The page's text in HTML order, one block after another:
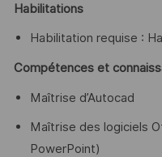
Habilitations
Habilitation requise :
Compétences et
Maîtrise d’Autocad
Maîtrise des logiciels
PowerPoint)